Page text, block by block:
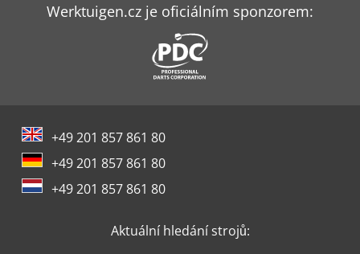
Werktuigen.cz je oficiálním sponzorem:
+49 201 857 861 80
+49 201 857 861 80
+49 201 857 861 80
Aktuální hledání strojů: